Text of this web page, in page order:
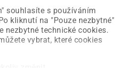
souhlasíte s používáním
kliknutí na "Pouze nezbytné"
nezbytné technické cookies.
vybrat, které cookies
Úvodní strana